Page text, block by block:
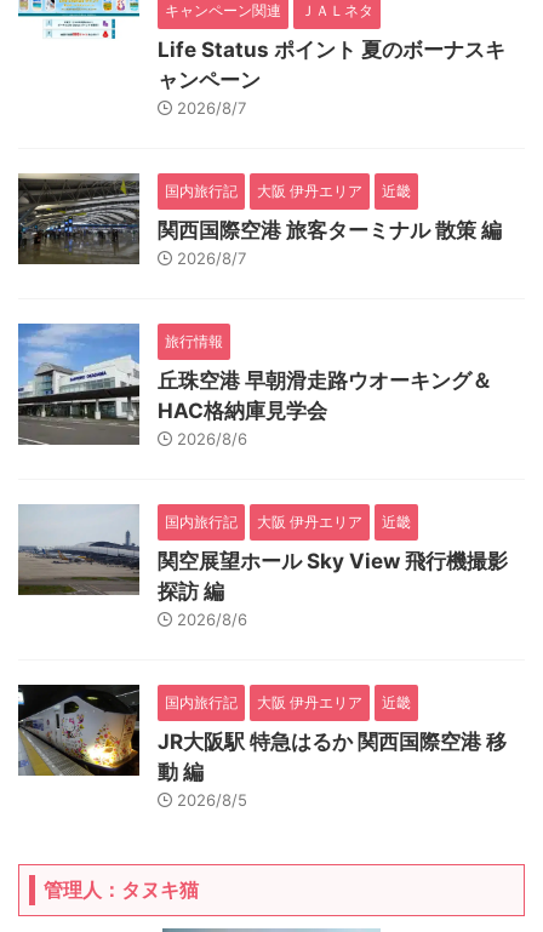
キャンペーン関連 ＪＡＬネタ
Life Status ポイント 夏のボーナスキ
ャンペーン
2026/8/7
国内旅行記 大阪 伊丹エリア 近畿
関西国際空港 旅客ターミナル 散策 編
2026/8/7
旅行情報
丘珠空港 早朝滑走路ウオーキング＆
HAC格納庫見学会
2026/8/6
国内旅行記 大阪 伊丹エリア 近畿
関空展望ホール Sky View 飛行機撮影
探訪 編
2026/8/6
国内旅行記 大阪 伊丹エリア 近畿
JR大阪駅 特急はるか 関西国際空港 移
動 編
2026/8/5
管理人：タヌキ猫